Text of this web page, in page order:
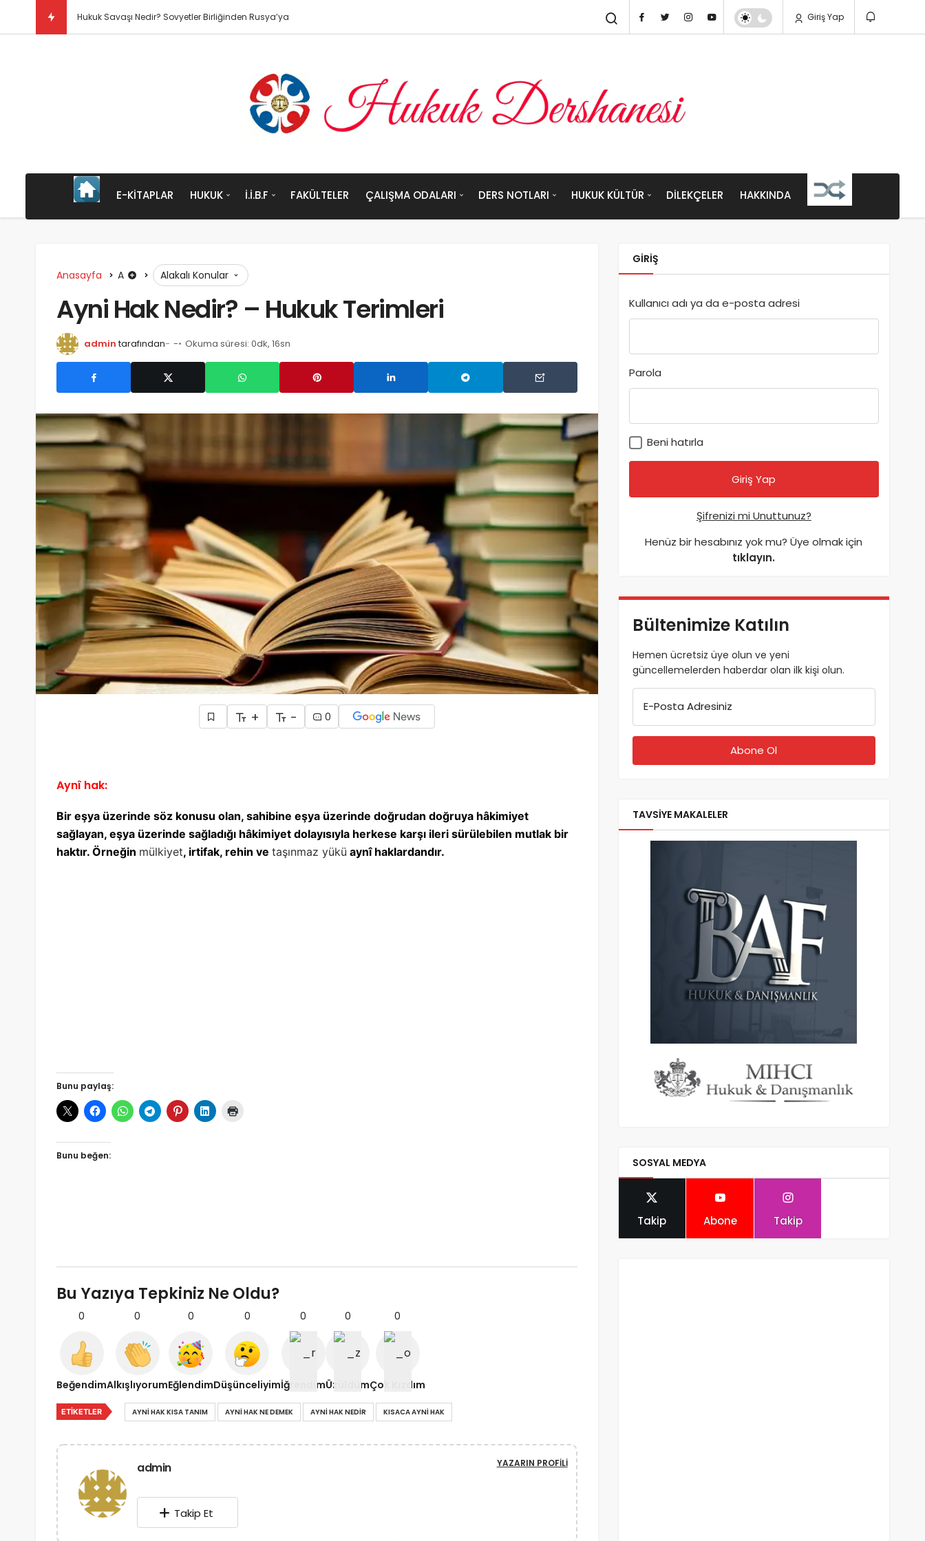
Kısaca Düşünce ve Vicd Giriş Yap
E-KITAPLAR HUKUK İ.İ.B.F FAKÜLTELER ÇALIŞMA ODALARI DERS NOTLARI HUKUK KÜLTÜR DILEKÇELER HAKKINDA
Anasayfa A Alakalı Konular
Ayni Hak Nedir? – Hukuk Terimleri
admin tarafından - Okuma süresi: 0dk, 16sn
+ - 0
Aynî hak:
Bir eşya üzerinde söz konusu olan, sahibine eşya üzerinde doğrudan doğruya hâkimiyet
sağlayan, eşya üzerinde sağladığı hâkimiyet dolayısıyla herkese karşı ileri sürülebilen mutlak bir
haktır. Örneğin mülkiyet, irtifak, rehin ve taşınmaz yükü aynî haklardandır.
Bunu paylaş:
Bunu beğen:
Bu Yazıya Tepkiniz Ne Oldu?
0
Beğendim
0
Alkışlıyorum
0
Eğlendim
0
Düşünceliyim
0
İğrendim
0
Üzüldüm
0
Çok Kızdım
ETIKETLER AYNI HAK KISA TANIM AYNI HAK NE DEMEK AYNI HAK NEDIR KISACA AYNI HAK
admin YAZARIN PROFILI
Takip Et
GIRIŞ
Kullanıcı adı ya da e-posta adresi
Parola
Beni hatırla
Şifrenizi mi Unuttunuz?
Henüz bir hesabınız yok mu? Üye olmak için
tıklayın.
Bültenimize Katılın
Hemen ücretsiz üye olun ve yeni
güncellemelerden haberdar olan ilk kişi olun.
E-Posta Adresiniz
TAVSİYE MAKALELER
SOSYAL MEDYA
Takip Abone Takip